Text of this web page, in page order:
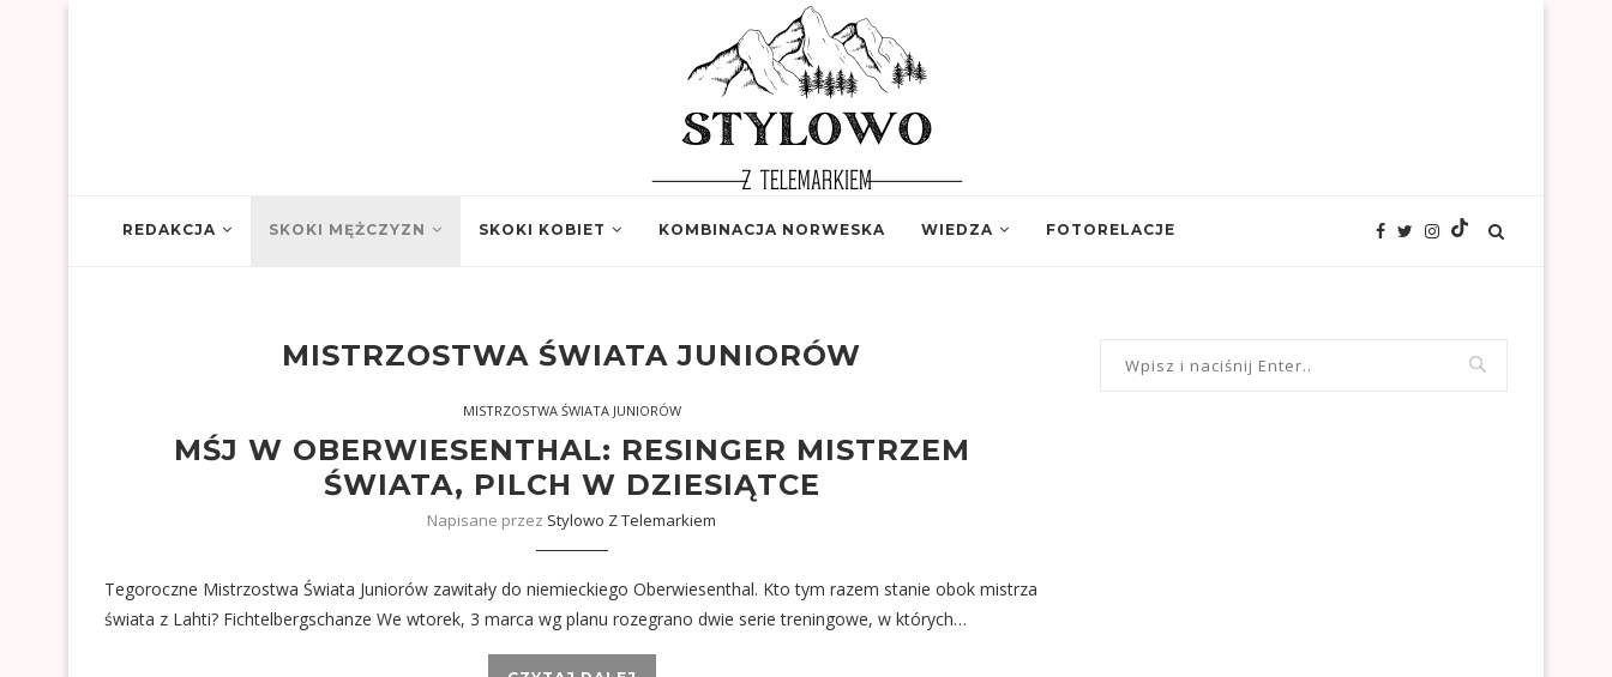
REDAKCJA SKOKI MĘŻCZYZN SKOKI KOBIET KOMBINACJA NORWESKA WIEDZA FOTORELACJE
MISTRZOSTWA ŚWIATA JUNIORÓW
MISTRZOSTWA ŚWIATA JUNIORÓW
MŚJ W OBERWIESENTHAL: RESINGER MISTRZEM
ŚWIATA, PILCH W DZIESIĄTCE
Napisane przez Stylowo Z Telemarkiem
Tegoroczne Mistrzostwa Świata Juniorów zawitały do niemieckiego Oberwiesenthal. Kto tym razem stanie obok mistrza
świata z Lahti? Fichtelbergschanze We wtorek, 3 marca wg planu rozegrano dwie serie treningowe, w których…